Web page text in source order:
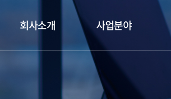
회사소개 사업분야